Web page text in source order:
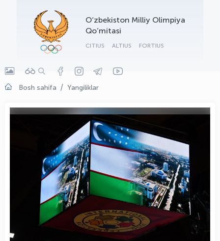
O‘zbekiston Milliy Olimpiya
Qo‘mitasi
CITIUS ALTIUS FORTIUS
Bosh sahifa Yangiliklar
OLYMPCHIK AI - yordamchi
Onlayn · olympic.uz